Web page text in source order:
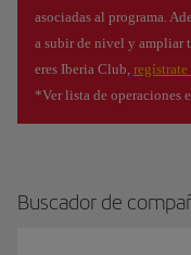
asociadas al programa.
a subir de nivel y ampliar
eres Iberia Club, regístrate
*Ver lista de operaciones
Buscador de